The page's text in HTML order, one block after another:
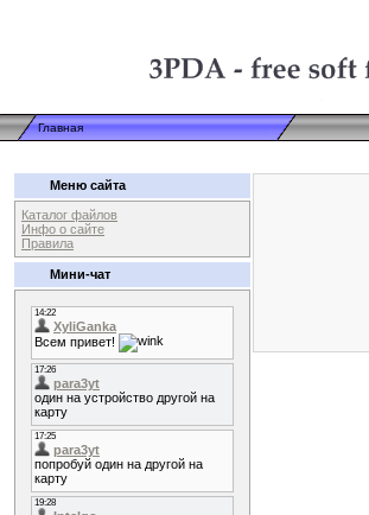
Главная
Меню сайта
Каталог файлов
Инфо о сайте
Правила
Мини-чат